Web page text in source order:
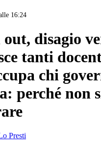
16:24
disagio
tanti
chi
perché non
Presti